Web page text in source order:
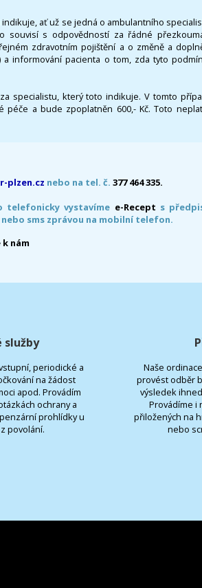
ať už se jedná o ambulantního
souvisí s odpovědností za řádné
zdravotním pojištění a o změně a
a informování pacienta o tom, zda tyto
specialistu, který toto indikuje. V tomto
a bude zpoplatněn 600,- Kč. Toto
plzen.cz nebo na tel. č. 377 464 335.
telefonicky vystavíme e-Recept s
sms zprávou na mobilní telefon.
nám
služby
periodické a
na žádost
apod. Provádím
ochrany a
prohlídky u
povolání.
Naše
provést odběr
výsledek ihned
Provádíme i
přiložených na
nebo